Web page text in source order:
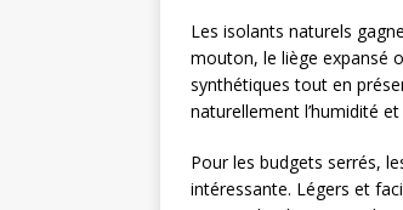
Les isolants naturels
mouton, le liège expansé
synthétiques tout en
naturellement l’humidité
Pour les budgets serrés,
intéressante. Légers et